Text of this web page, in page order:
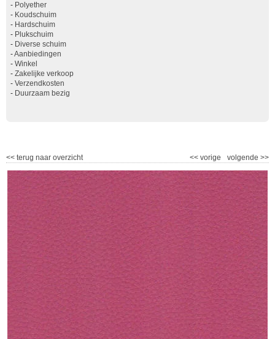
- Polyether
- Koudschuim
- Hardschuim
- Plukschuim
- Diverse schuim
-Aanbiedingen
- Winkel
- Zakelijke verkoop
- Verzendkosten
- Duurzaam bezig
<< terug naar overzicht volgende >>
<< vorige